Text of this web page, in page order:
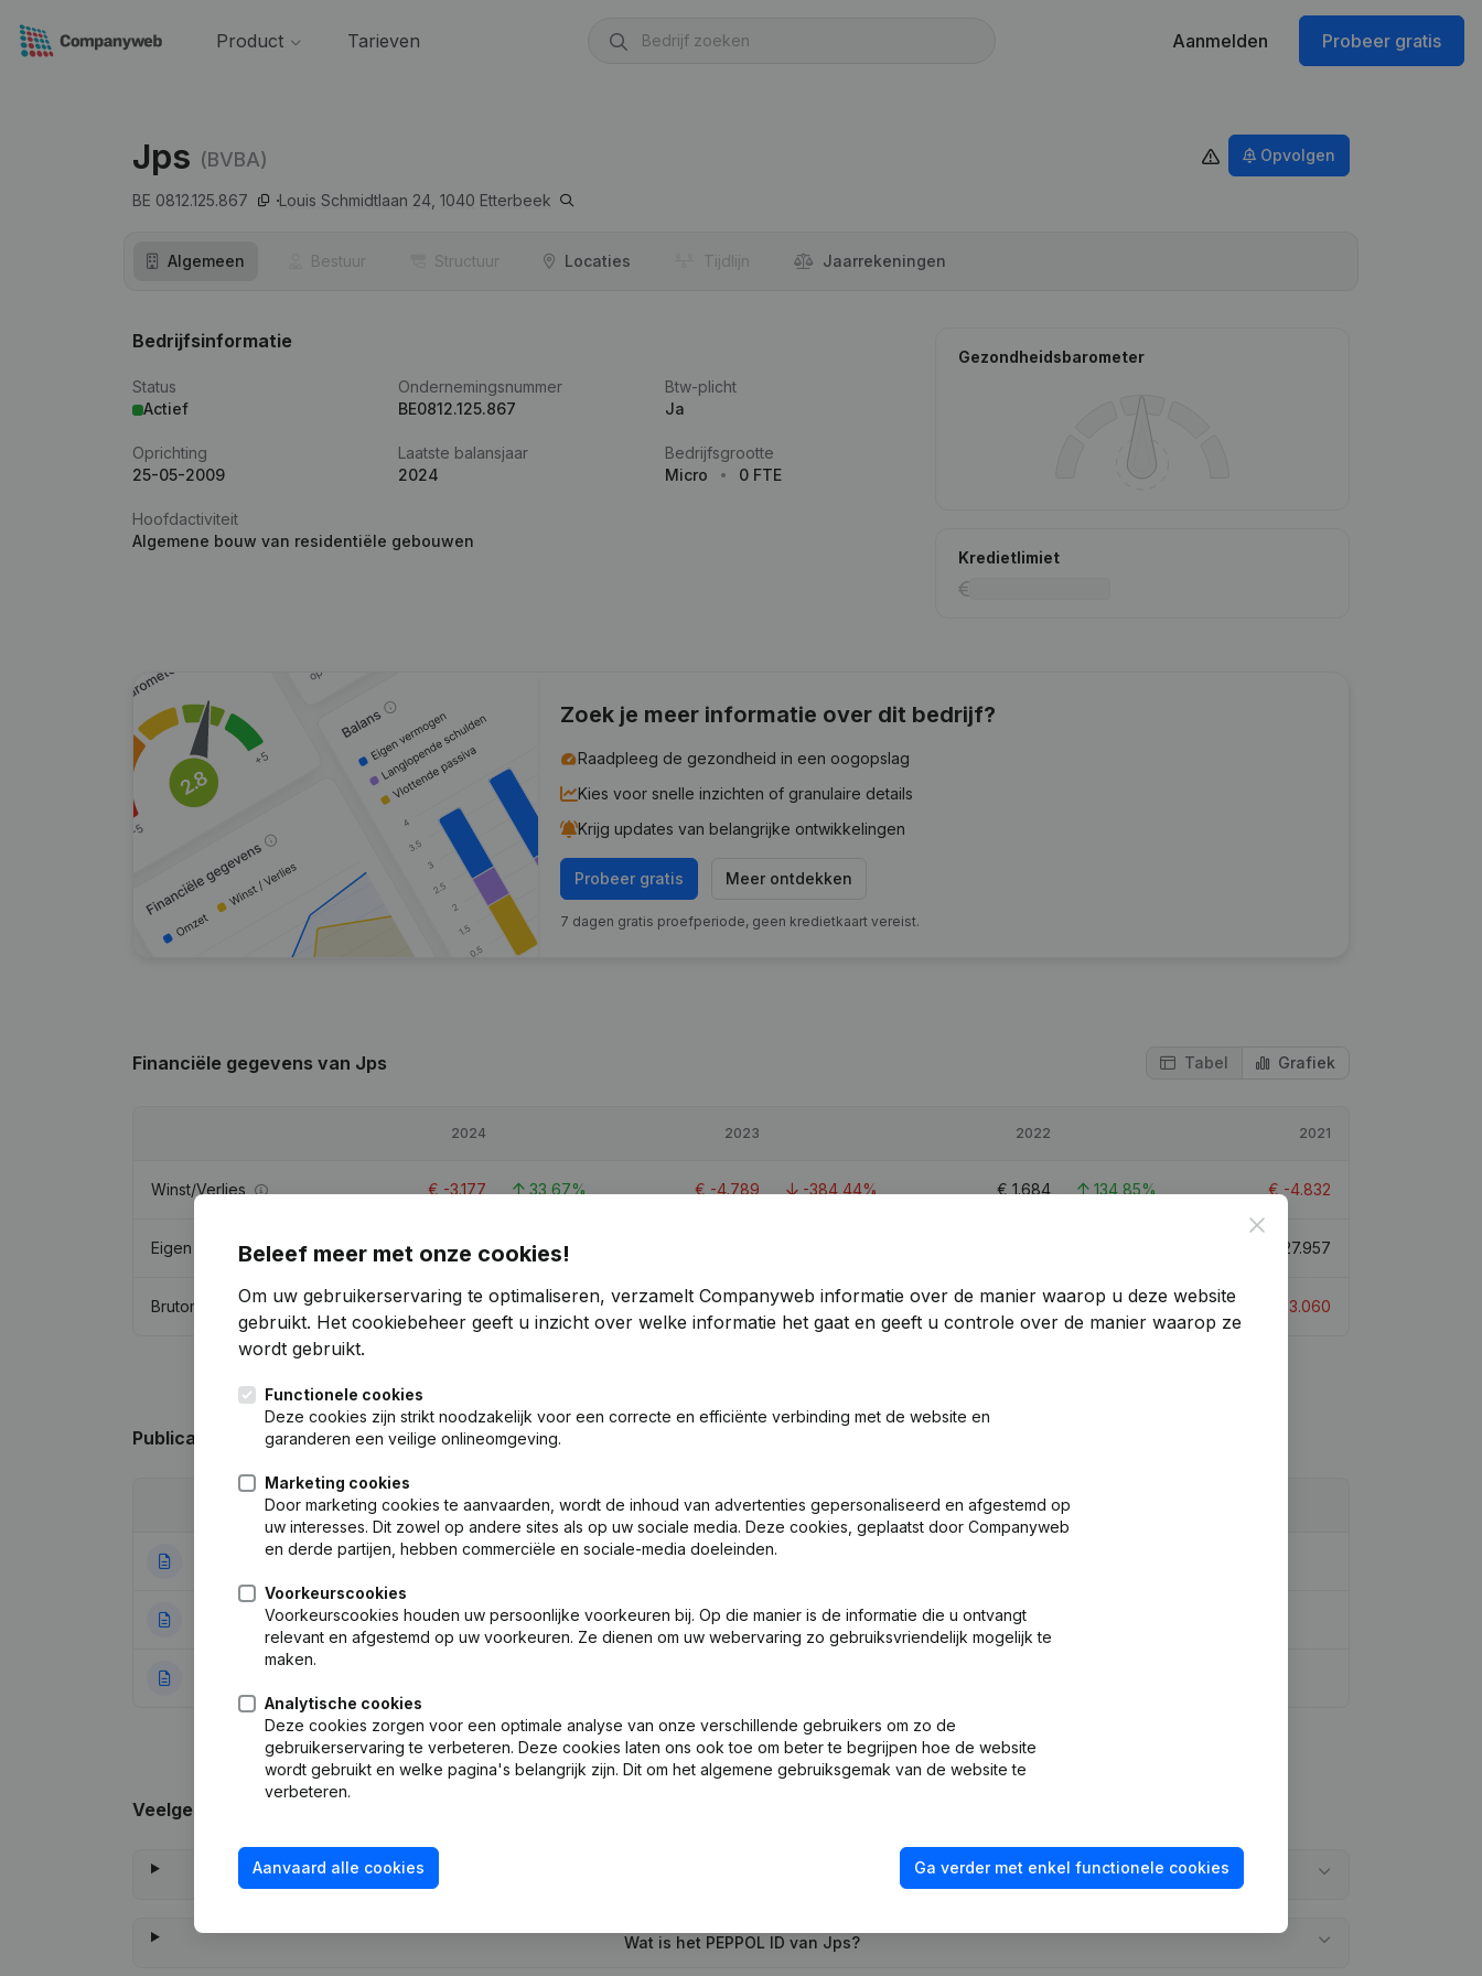
Product Tarieven Aanmelden Probeer gratis
Jps (BVBA)
BE 0812.125.867 Louis Schmidtlaan 24, 1040 Etterbeek
Opvolgen
Algemeen Bestuur Structuur Locaties Tijdlijn Jaar­rekeningen
Bedrijfsinformatie
Status
Actief
Ondernemingsnummer
BE0812.125.867
Btw-plicht
Ja
Oprichting
25-05-2009
Laatste balansjaar
2024
Bedrijfsgrootte
Micro
0 FTE
Hoofdactiviteit
Algemene bouw van residentiële gebouwen
Gezondheidsbarometer
Kredietlimiet
Zoek je meer informatie over dit bedrijf?
Raadpleeg de gezondheid in een oogopslag
Kies voor snelle inzichten of granulaire details
Krijg updates van belangrijke ontwikkelingen
Probeer gratis Meer ontdekken
7 dagen gratis proefperiode, geen kredietkaart vereist.
Financiële gegevens van Jps Tabel Grafiek
2024 2023 2022 2021
Winst/Verlies € -3.177 33,67% € -4.789 -384,44% € 1.684 134,85% € -4.832
Eigen vermogen €21.675 -12,78% 27.957
Brutomarge €-1.744 53,27% €-3.731 -238,18% €2.700 188,25% -3.060
Publicaties van Jps
Publicatie
16-05-2024 Ontslagnemingen, Benoemingen(FR)
23-02-2017 Maatschappelijke Zetel(FR)
Veelgestelde vragen
Wat is het PEPPOL ID van Jps?
Close
Beleef meer met onze cookies!
Om uw gebruikerservaring te optimaliseren, verzamelt Companyweb informatie over de manier waarop u deze website
gebruikt. Het cookiebeheer geeft u inzicht over welke informatie het gaat en geeft u controle over de manier waarop ze
wordt gebruikt.
Functionele cookies
Deze cookies zijn strikt noodzakelijk voor een correcte en efficiënte verbinding met de website en
garanderen een veilige onlineomgeving.
Marketing cookies
Door marketing cookies te aanvaarden, wordt de inhoud van advertenties gepersonaliseerd en afgestemd op
uw interesses. Dit zowel op andere sites als op uw sociale media. Deze cookies, geplaatst door Companyweb
en derde partijen, hebben commerciële en sociale-media doeleinden.
Voorkeurscookies
Voorkeurscookies houden uw persoonlijke voorkeuren bij. Op die manier is de informatie die u ontvangt
relevant en afgestemd op uw voorkeuren. Ze dienen om uw webervaring zo gebruiksvriendelijk mogelijk te
maken.
Analytische cookies
Deze cookies zorgen voor een optimale analyse van onze verschillende gebruikers om zo de
gebruikerservaring te verbeteren. Deze cookies laten ons ook toe om beter te begrijpen hoe de website
wordt gebruikt en welke pagina's belangrijk zijn. Dit om het algemene gebruiksgemak van de website te
verbeteren.
Aanvaard alle cookies Ga verder met enkel functionele cookies